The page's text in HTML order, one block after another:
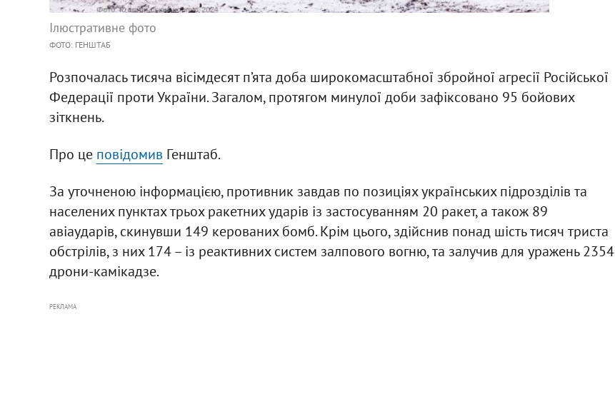
Ілюстративне фото
ФОТО: ГЕНШТАБ
Розпочалась тисяча вісімдесят п’ята доба широкомасштабної збройної агресії Російської
Федерації проти України. Загалом, протягом минулої доби зафіксовано 95 бойових
зіткнень.
Про це повідомив Генштаб.
За уточненою інформацією, противник завдав по позиціях українських підрозділів та
населених пунктах трьох ракетних ударів із застосуванням 20 ракет, а також 89
авіаударів, скинувши 149 керованих бомб. Крім цього, здійснив понад шість тисяч триста
обстрілів, з них 174 – із реактивних систем залпового вогню, та залучив для уражень 2354
дрони-камікадзе.
РЕКЛАМА